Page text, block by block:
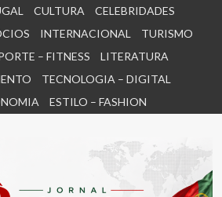
CULTURA
CELEBRIDADES
INTERNACIONAL
TURISMO
– FITNESS
LITERATURA
TECNOLOGIA – DIGITAL
ESTILO – FASHION